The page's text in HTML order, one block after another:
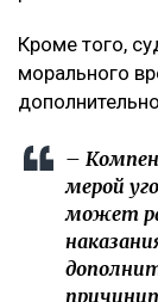
стал
человека,
то, что
семью и
мнению
полной мере
страданий